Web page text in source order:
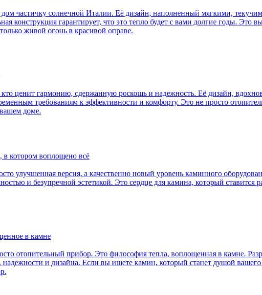
частичку солнечной Италии. Её дизайн, наполненный мягкими,
конструкция гарантирует, что это тепло будет с вами долгие годы. Это
живой огонь в красивой оправе.
ценит гармонию, сдержанную роскошь и надежность. Её дизайн,
требованиям к эффективности и комфорту. Это не просто
доме.
котором воплощено всё
улучшенная версия, а качественно новый уровень каминного
и безупречной эстетикой. Это сердце для камина, который ставится
в камне
отопительный прибор. Это философия тепла, воплощенная в камне.
и дизайна. Если вы ищете камин, который станет душой